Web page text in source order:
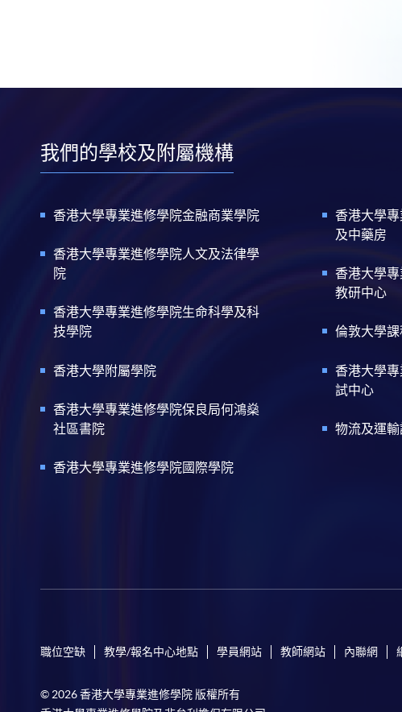
我們的學校及附屬機構
香港大學專業進修學院金融商業學院
香港大學專業進修學院人文及法律學
院
香港大學專業進修學院生命科學及科
技學院
香港大學附屬學院
香港大學專業進修學院保良局何鴻燊
社區書院
香港大學專業進修學院國際學院
香港大學
及中藥房
香港大學
教研中心
倫敦大學課
香港大學專
試中心
物流及運
職位空缺 教學/報名中心地點 學員網站 教師網站 內聯網
© 2026 香港大學專業進修學院 版權所有